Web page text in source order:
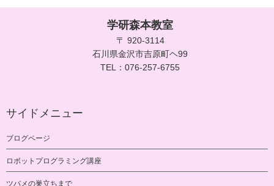
学研森本教室
〒 920-3114
石川県金沢市吉原町ヘ99
TEL：076-257-6755
サイドメニュー
ブログページ
ロボットプログラミング講座
ツバメの巣立ちまで